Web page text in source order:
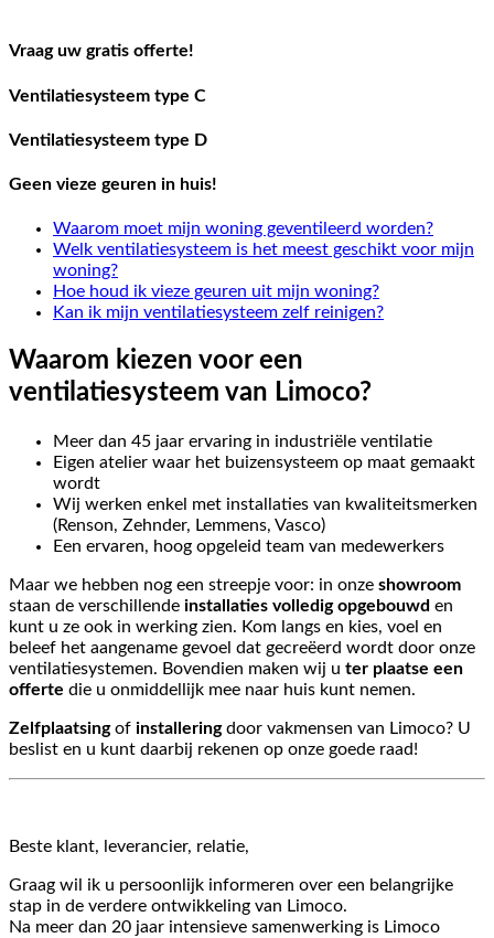
Vraag uw gratis offerte!
Ventilatiesysteem type C
Ventilatiesysteem type D
Geen vieze geuren in huis!
Waarom moet mijn woning geventileerd worden?
Welk ventilatiesysteem is het meest geschikt voor mijn
woning?
Hoe houd ik vieze geuren uit mijn woning?
Kan ik mijn ventilatiesysteem zelf reinigen?
Waarom kiezen voor een
ventilatiesysteem van Limoco?
Meer dan 45 jaar ervaring in industriële ventilatie
Eigen atelier waar het buizensysteem op maat gemaakt
wordt
Wij werken enkel met installaties van kwaliteitsmerken
(Renson, Zehnder, Lemmens, Vasco)
Een ervaren, hoog opgeleid team van medewerkers
Maar we hebben nog een streepje voor: in onze showroom
staan de verschillende installaties volledig opgebouwd en
kunt u ze ook in werking zien. Kom langs en kies, voel en
beleef het aangename gevoel dat gecreëerd wordt door onze
ventilatiesystemen. Bovendien maken wij u ter plaatse een
offerte die u onmiddellijk mee naar huis kunt nemen.
Zelfplaatsingof installeringdoor vakmensen van Limoco? U
beslist en u kunt daarbij rekenen op onze goede raad!
Beste klant, leverancier, relatie,
Graag wil ik u persoonlijk informeren over een belangrijke
stap in de verdere ontwikkeling van Limoco.
Na meer dan 20 jaar intensieve samenwerking is Limoco